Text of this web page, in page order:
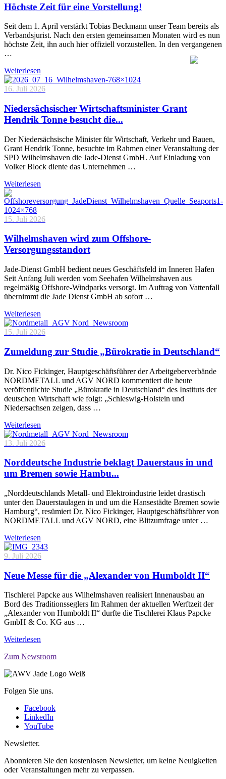
Höchste Zeit für eine Vorstellung!
Seit dem 1. April verstärkt Tobias Beckmann unser Team bereits als
Verbandsjurist. Nach den ersten gemeinsamen Monaten wird es nun
höchste Zeit, ihn auch hier offiziell vorzustellen. In den vergangenen
…
Weiterlesen
16. Juli 2026
Niedersächsischer Wirtschaftsminister Grant
Hendrik Tonne besucht die...
Der Niedersächsische Minister für Wirtschaft, Verkehr und Bauen,
Grant Hendrik Tonne, besuchte im Rahmen einer Veranstaltung der
SPD Wilhelmshaven die Jade-Dienst GmbH. Auf Einladung von
Volker Block diente das Unternehmen …
Weiterlesen
15. Juli 2026
Wilhelmshaven wird zum Offshore-
Versorgungsstandort
Jade-Dienst GmbH bedient neues Geschäftsfeld im Inneren Hafen
Seit Anfang Juli werden vom Seehafen Wilhelmshaven aus
regelmäßig Offshore-Windparks versorgt. Im Auftrag von Vattenfall
übernimmt die Jade Dienst GmbH ab sofort …
Weiterlesen
15. Juli 2026
Zumeldung zur Studie „Bürokratie in Deutschland“
Dr. Nico Fickinger, Hauptgeschäftsführer der Arbeitgeberverbände
NORDMETALL und AGV NORD kommentiert die heute
veröffentlichte Studie „Bürokratie in Deutschland“ des Instituts der
deutschen Wirtschaft wie folgt: „Schleswig-Holstein und
Niedersachsen zeigen, dass …
Weiterlesen
13. Juli 2026
Norddeutsche Industrie beklagt Dauerstaus in und
um Bremen sowie Hambu...
„Norddeutschlands Metall- und Elektroindustrie leidet drastisch
unter den Dauerstaulagen in und um die Hansestädte Bremen sowie
Hamburg“, resümiert Dr. Nico Fickinger, Hauptgeschäftsführer von
NORDMETALL und AGV NORD, eine Blitzumfrage unter …
Weiterlesen
9. Juli 2026
Neue Messe für die „Alexander von Humboldt II“
Tischlerei Papcke aus Wilhelmshaven realisiert Innenausbau an
Bord des Traditionsseglers Im Rahmen der aktuellen Werftzeit der
„Alexander von Humboldt II“ durfte die Tischlerei Klaus Papcke
GmbH & Co. KG aus …
Weiterlesen
Zum Newsroom
Folgen Sie uns.
Facebook
LinkedIn
YouTube
Newsletter.
Abonnieren Sie den kostenlosen Newsletter, um keine Neuigkeiten
oder Veranstaltungen mehr zu verpassen.